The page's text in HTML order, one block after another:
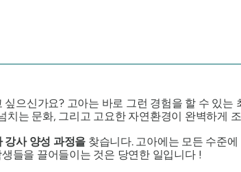
으신가요? 고아는 바로 그런 경험을 할 수 있
치는 문화, 그리고 고요한 자연환경이 완벽하게
강사 양성 과정을 찾습니다. 고아에는 모든 수준
들을 끌어들이는 것은 당연한 일입니다 !